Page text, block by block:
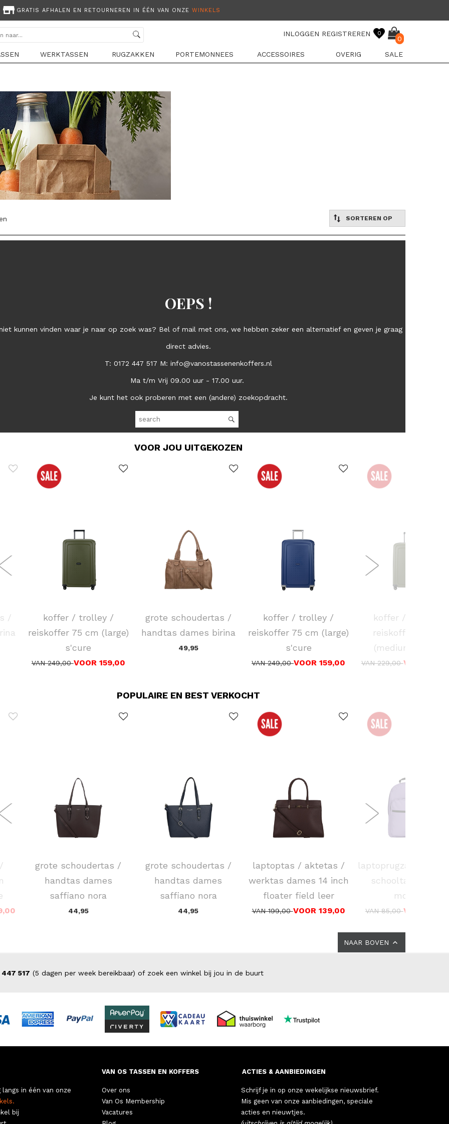
GRATIS AFHALEN EN RETOURNEREN IN ÉÉN VAN ONZE WINKELS
INLOGGEN REGISTREREN 0
0
WERKTASSEN RUGZAKKEN PORTEMONNEES ACCESSOIRES OVERIG SALE
SORTEREN OP
OEPS !
kunnen vinden waar je naar op zoek was? Bel of mail met ons, we hebben zeker een alternatief en geven je graag
direct advies.
T: 0172 447 517 M: info@vanostassenenkoffers.nl
Ma t/m Vrij 09.00 uur - 17.00 uur.
Je kunt het ook proberen met een (andere) zoekopdracht.
VOOR JOU UITGEKOZEN
/
koffer / trolley /
reiskoffer 75 cm (large)
s'cure
VAN 249,00VOOR 159,00
grote schoudertas /
handtas dames birina
49,95
koffer / trolley /
reiskoffer 75 cm (large)
s'cure
VAN 249,00VOOR 159,00
koffer / trolley /
reiskoffer 69 cm
(medium) s'cure
VAN 229,00VOOR
POPULAIRE EN BEST VERKOCHT
grote schoudertas /
handtas dames
saffiano nora
44,95
grote schoudertas /
handtas dames
saffiano nora
44,95
laptoptas / aktetas /
werktas dames 14 inch
floater field leer
VAN 199,00VOOR 139,00
laptoprugzak /
schooltas 15 inch
morius
VAN 85,00VOOR
NAAR BOVEN
447 517 (5 dagen per week bereikbaar) of zoek een winkel bij jou in de buurt
langs in één van onze
bij
VAN OS TASSEN EN KOFFERS
Over ons
Van Os Membership
Vacatures
ACTIES & AANBIEDINGEN
Schrijf je in op onze wekelijkse nieuwsbrief.
Mis geen van onze aanbiedingen, speciale
acties en nieuwtjes.